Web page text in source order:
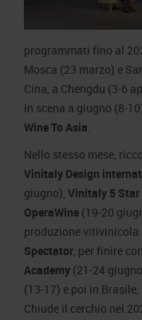
programmati fino al
Mosca (23 marzo) e
Cina, a Chengdu (3-6
in scena a giugno (8-
Wine To Asia.
Nello stesso mese,
Vinitaly Design
giugno), Vinitaly 5 Star
OperaWine (19-20
produzione
Spectator, per finire
Academy (21-24
(13-17) e poi in Brasile,
Chiude il cerchio nel